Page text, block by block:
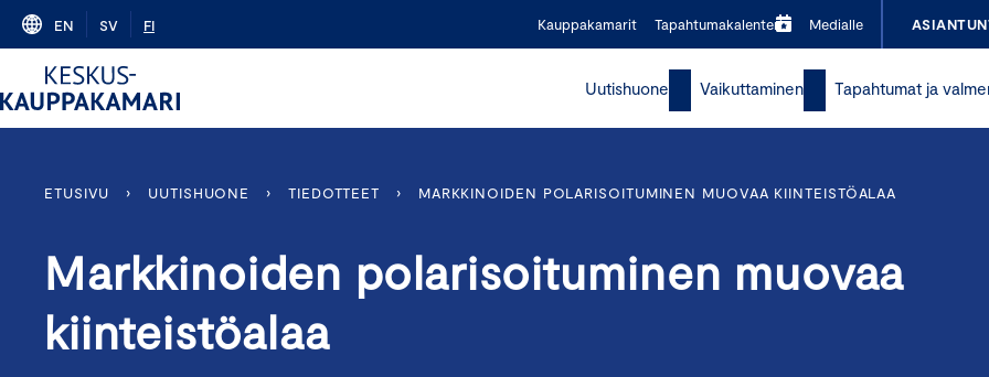
Skip
content
EN SV FI Kauppakamarit Tapahtumakalenteri Medialle
Uutishuone Vaikuttaminen Tapahtumat ja
ETUSIVU › UUTISHUONE › TIEDOTTEET › MARKKINOIDEN POLARISOITUMINEN MUOVAA KIINTEISTÖALAA
Markkinoiden polarisoituminen muovaa
kiinteistöalaa